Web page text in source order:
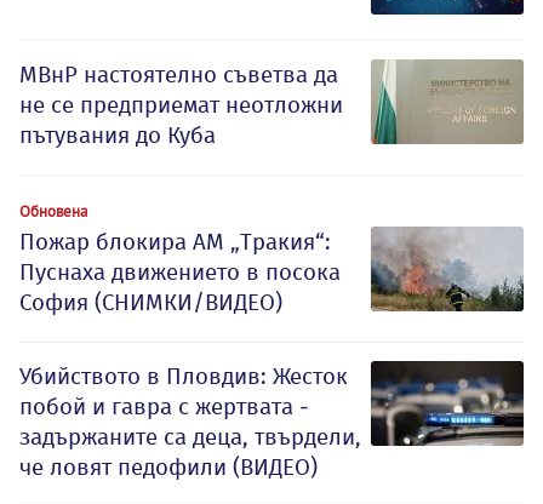
МВнР настоятелно съветва да
не се предприемат неотложни
пътувания до Куба
Обновена
Пожар блокира АМ „Тракия“:
Пуснаха движението в посока
София (СНИМКИ/ВИДЕО)
Убийството в Пловдив: Жесток
побой и гавра с жертвата -
задържаните са деца, твърдели,
че ловят педофили (ВИДЕО)